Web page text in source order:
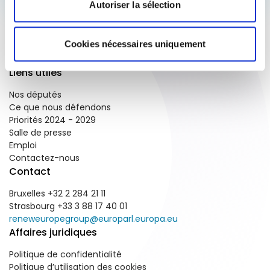
Autoriser la sélection
Cookies nécessaires uniquement
Liens utiles
Nos députés
Ce que nous défendons
Priorités 2024 - 2029
Salle de presse
Emploi
Contactez-nous
Contact
Bruxelles +32 2 284 21 11
Strasbourg +33 3 88 17 40 01
reneweuropegroup@europarl.europa.eu
Affaires juridiques
Politique de confidentialité
Politique d’utilisation des cookies